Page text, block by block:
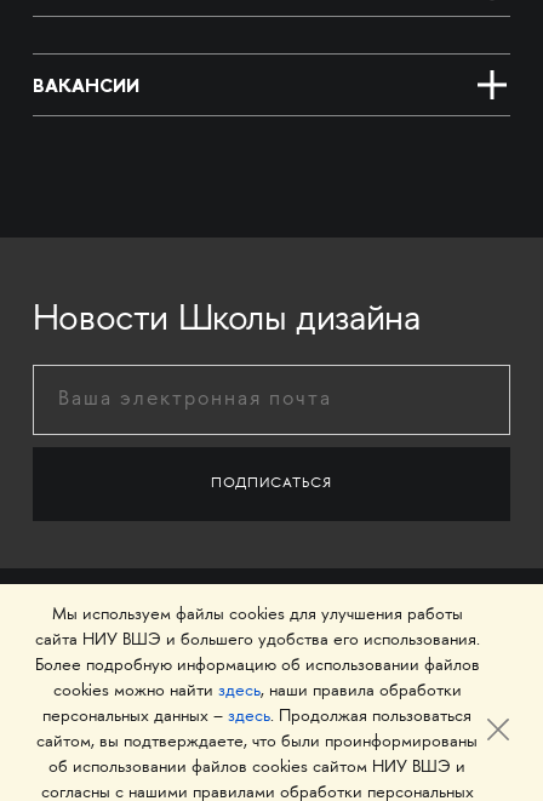
ВАКАНСИИ
Новости Школы дизайна
© 1993–2026 Национальный исследовательский
Мы используем файлы cookies для улучшения работы
сайта НИУ ВШЭ и большего удобства его использования.
Более подробную информацию об использовании файлов
cookies можно найти здесь, наши правила обработки
персональных данных – здесь. Продолжая пользоваться
сайтом, вы подтверждаете, что были проинформированы
об использовании файлов cookies сайтом НИУ ВШЭ и
согласны с нашими правилами обработки персональных